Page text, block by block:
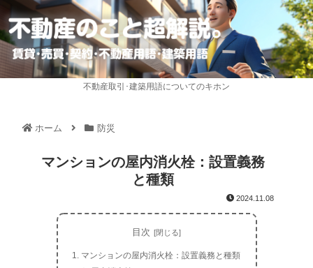
不動産取引･建築用語についてのキホン
ホーム 防災
マンションの屋内消火栓：設置義務
と種類
2024.11.08
目次
マンションの屋内消火栓：設置義務と種類